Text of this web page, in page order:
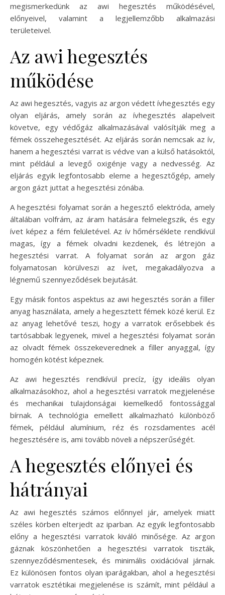
megismerkedünk az awi hegesztés működésével,
előnyeivel, valamint a legjellemzőbb alkalmazási
területeivel.
Az awi hegesztés
működése
Az awi hegesztés, vagyis az argon védett ívhegesztés egy
olyan eljárás, amely során az ívhegesztés alapelveit
követve, egy védőgáz alkalmazásával valósítják meg a
fémek összehegesztését. Az eljárás során nemcsak az ív,
hanem a hegesztési varrat is védve van a külső hatásoktól,
mint például a levegő oxigénje vagy a nedvesség. Az
eljárás egyik legfontosabb eleme a hegesztőgép, amely
argon gázt juttat a hegesztési zónába.
A hegesztési folyamat során a hegesztő elektróda, amely
általában volfrám, az áram hatására felmelegszik, és egy
ívet képez a fém felületével. Az ív hőmérséklete rendkívül
magas, így a fémek olvadni kezdenek, és létrejön a
hegesztési varrat. A folyamat során az argon gáz
folyamatosan körülveszi az ívet, megakadályozva a
légnemű szennyeződések bejutását.
Egy másik fontos aspektus az awi hegesztés során a filler
anyag használata, amely a hegesztett fémek közé kerül. Ez
az anyag lehetővé teszi, hogy a varratok erősebbek és
tartósabbak legyenek, mivel a hegesztési folyamat során
az olvadt fémek összekeverednek a filler anyaggal, így
homogén kötést képeznek.
Az awi hegesztés rendkívül precíz, így ideális olyan
alkalmazásokhoz, ahol a hegesztési varratok megjelenése
és mechanikai tulajdonságai kiemelkedő fontossággal
bírnak. A technológia emellett alkalmazható különböző
fémek, például alumínium, réz és rozsdamentes acél
hegesztésére is, ami tovább növeli a népszerűségét.
A hegesztés előnyei és
hátrányai
Az awi hegesztés számos előnnyel jár, amelyek miatt
széles körben elterjedt az iparban. Az egyik legfontosabb
előny a hegesztési varratok kiváló minősége. Az argon
gáznak köszönhetően a hegesztési varratok tiszták,
szennyeződésmentesek, és minimális oxidációval járnak.
Ez különösen fontos olyan iparágakban, ahol a hegesztési
varratok esztétikai megjelenése is számít, mint például a